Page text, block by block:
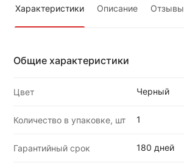
Характеристики Описание Отзывы
Общие характеристики
Цвет Черный
Количество в упаковке, шт 1
Гарантийный срок 180 дней